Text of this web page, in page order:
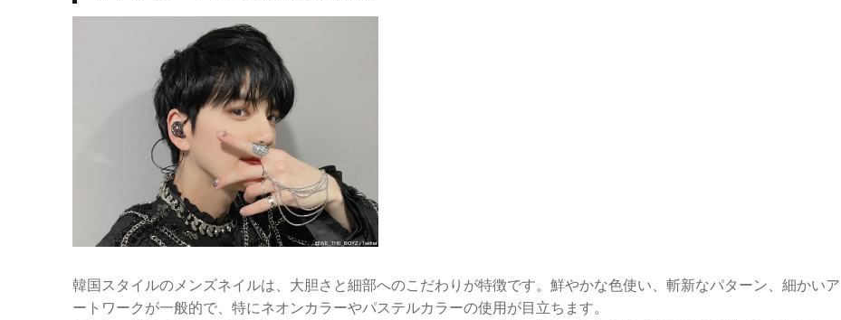
韓国スタイルのメンズネイルは、大胆さと細部へのこだわりが特徴です。鮮やかな色使い、斬新なパターン、細かいア
ートワークが一般的で、特にネオンカラーやパステルカラーの使用が目立ちます。